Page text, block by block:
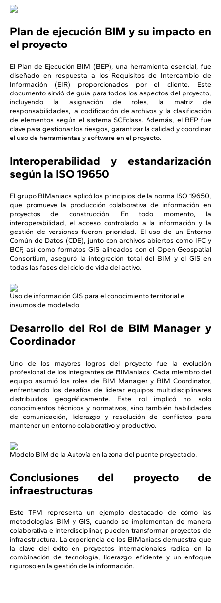
Plan de ejecución BIM y su impacto en
el proyecto
El Plan de Ejecución BIM (BEP), una herramienta esencial, fue
diseñado en respuesta a los Requisitos de Intercambio de
Información (EIR) proporcionados por el cliente. Este
documento sirvió de guía para todos los aspectos del proyecto,
incluyendo la asignación de roles, la matriz de
responsabilidades, la codificación de archivos y la clasificación
de elementos según el sistema SCFclass. Además, el BEP fue
clave para gestionar los riesgos, garantizar la calidad y coordinar
el uso de herramientas y software en el proyecto.
Interoperabilidad y estandarización
según la ISO 19650
El grupo BIManiacs aplicó los principios de la norma ISO 19650,
que promueve la producción colaborativa de información en
proyectos de construcción. En todo momento, la
interoperabilidad, el acceso controlado a la información y la
gestión de versiones fueron prioridad. El uso de un Entorno
Común de Datos (CDE), junto con archivos abiertos como IFC y
BCF, así como formatos GIS alineados con el Open Geospatial
Consortium, aseguró la integración total del BIM y el GIS en
todas las fases del ciclo de vida del activo.
Uso de información GIS para el conocimiento territorial e
insumos de modelado
Desarrollo del Rol de BIM Manager y
Coordinador
Uno de los mayores logros del proyecto fue la evolución
profesional de los integrantes de BIManiacs. Cada miembro del
equipo asumió los roles de BIM Manager y BIM Coordinator,
enfrentando los desafíos de liderar equipos multidisciplinares
distribuidos geográficamente. Este rol implicó no solo
conocimientos técnicos y normativos, sino también habilidades
de comunicación, liderazgo y resolución de conflictos para
mantener un entorno colaborativo y productivo.
Modelo BIM de la Autovía en la zona del puente proyectado.
Conclusiones del proyecto de
infraestructuras
Este TFM representa un ejemplo destacado de cómo las
metodologías BIM y GIS, cuando se implementan de manera
colaborativa e interdisciplinar, pueden transformar proyectos de
infraestructura. La experiencia de los BIManiacs demuestra que
la clave del éxito en proyectos internacionales radica en la
combinación de tecnología, liderazgo eficiente y un enfoque
riguroso en la gestión de la información.